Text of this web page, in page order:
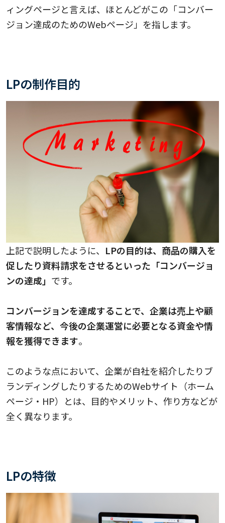
ィングページと言えば、ほとんどがこの「コンバー
ジョン達成のためのWebページ」を指します。
LPの制作目的
上記で説明したように、 LPの目的は、商品の購入を
促したり資料請求をさせるといった「コンバージョ
ンの達成」 です。
コンバージョンを達成することで、企業は売上や顧
客情報など、今後の企業運営に必要となる資金や情
報を獲得できます。
このような点において、企業が自社を紹介したりブ
ランディングしたりするためのWebサイト（ホーム
ページ・HP）とは、目的やメリット、作り方などが
全く異なります。
LPの特徴